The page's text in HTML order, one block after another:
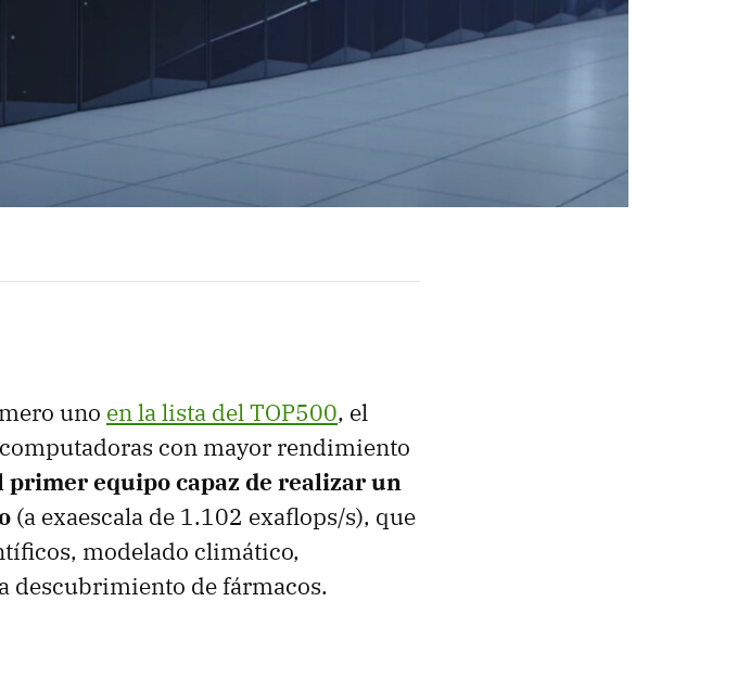
uno en la lista del TOP500, el
con mayor rendimiento
primer equipo capaz de realizar un
(a exaescala de 1.102 exaflops/s), que
modelado climático,
descubrimiento de fármacos.